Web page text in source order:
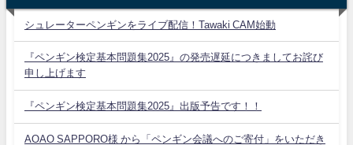
シュレーターペンギンをライブ配信！Tawaki CAM始動
『ペンギン検定基本問題集2025』の発売遅延につきましてお詫び
申し上げます
『ペンギン検定基本問題集2025』出版予告です！！
AOAO SAPPORO様 から「ペンギン会議へのご寄付」をいただき